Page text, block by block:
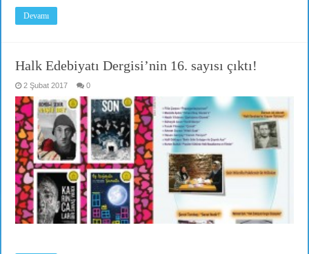
Devamı
Halk Edebiyatı Dergisi’nin 16. sayısı çıktı!
2 Şubat 2017 0